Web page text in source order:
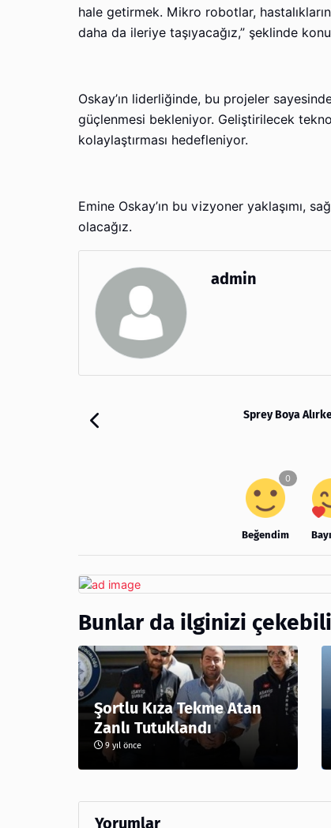
hale getirmek. Mikro robotlar,
daha da ileriye taşıyacağız,” şeklinde
Oskay’ın liderliğinde, bu projeler
güçlenmesi bekleniyor. Geliştirilecek
kolaylaştırması hedefleniyor.
Emine Oskay’ın bu vizyoner yaklaşımı,
olacağız.
admin
Sprey Boya
Beğendim
Bunlar da ilginizi
Şortlu Kıza Tekme Atan
Zanlı Tutuklandı
9 yıl önce
Yorumlar